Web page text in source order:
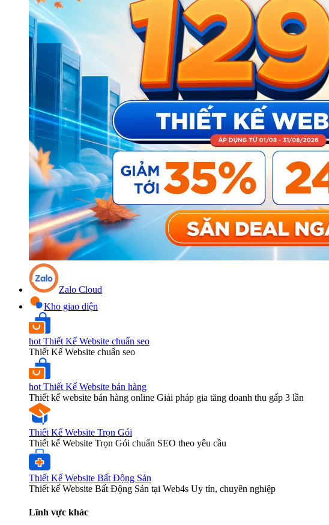
Zalo Cloud
Kho giao diện
hot Thiết Kế Website chuẩn seo
Thiết Kế Website chuẩn seo
hot Thiết Kế Website bán hàng
Thiết kế website bán hàng online Giải pháp gia tăng doanh thu gấp 3 lần
Thiết Kế Website Trọn Gói
Thiết kế Website Trọn Gói chuẩn SEO theo yêu cầu
Thiết Kế Website Bất Động Sản
Thiết kế Website Bất Động Sản tại Web4s Uy tín, chuyên nghiệp
Lĩnh vực khác